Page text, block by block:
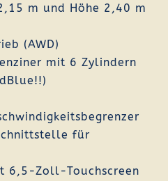
m und Höhe 2,40 m
(AWD)
mit 6 Zylindern
für
6,5-Zoll-Touchscreen